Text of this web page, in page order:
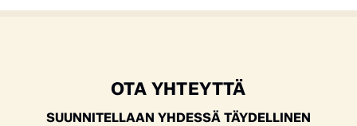
OTA YHTEYTTÄ
SUUNNITELLAAN YHDESSÄ TÄYDELLINEN